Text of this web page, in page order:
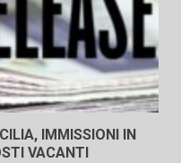
IMMISSIONI IN
VACANTI